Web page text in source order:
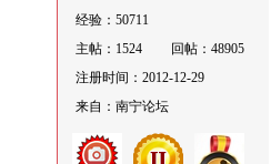
经验：50711
主帖：1524
回帖：48905
注册时间：2012-12-29
来自：南宁论坛